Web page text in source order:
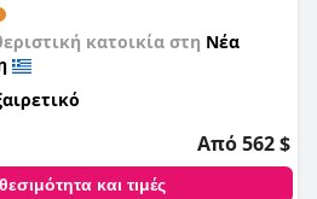
κατοικία στη Νέα
Από 562 $
και τιμές